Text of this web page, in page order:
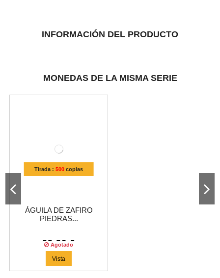
INFORMACIÓN DEL PRODUCTO
MONEDAS DE LA MISMA SERIE
Tirada : 500copias
ÁGUILA DE ZAFIRO
PIEDRAS...
99,96 €
Agotado
Vista